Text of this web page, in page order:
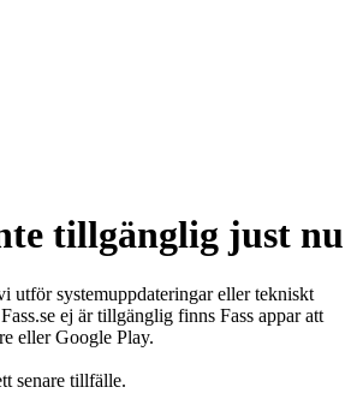
tillgänglig just nu
utför systemuppdateringar eller tekniskt
ej är tillgänglig finns Fass appar att
eller Google Play.
senare tillfälle.